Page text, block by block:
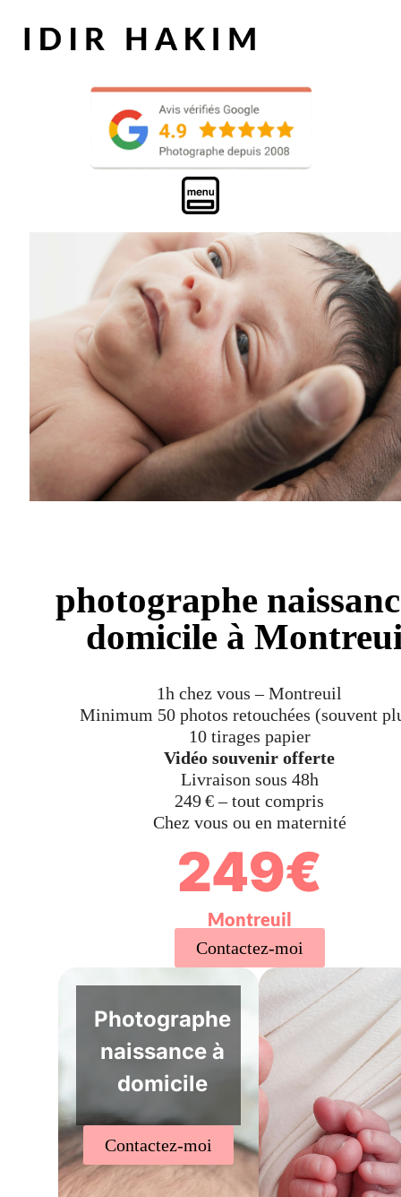
photographe
domicile à
1h chez vous – Montreuil
Minimum 50 photos retouchées (souvent
10 tirages papier
Vidéo souvenir offerte
Livraison sous 48h
249 € – tout compris
Chez vous ou en maternité
249€
Montreuil
Contactez-moi
Photographe
naissance à
domicile
Contactez-moi